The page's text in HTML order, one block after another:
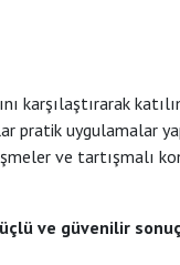
karşılaştırarak
pratik uygulamalar
ve tartışmalı
ve güvenilir